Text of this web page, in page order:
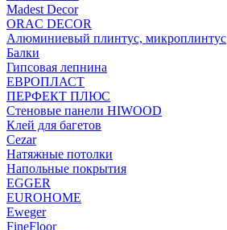
Madest Decor
ORAC DECOR
Алюминиевый плинтус, микроплинтус
Балки
Гипсовая лепнина
ЕВРОПЛАСТ
ПЕРФЕКТ ПЛЮС
Стеновые панели HIWOOD
Клей для багетов
Cezar
Натяжные потолки
Напольные покрытия
EGGER
EUROHOME
Eweger
FineFloor